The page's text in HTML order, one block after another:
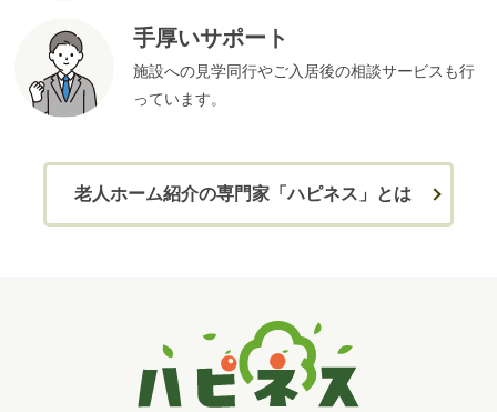
手厚いサポート
施設への見学同行やご入居後の相談サービスも行
っています。
老人ホーム紹介の専門家「ハピネス」とは